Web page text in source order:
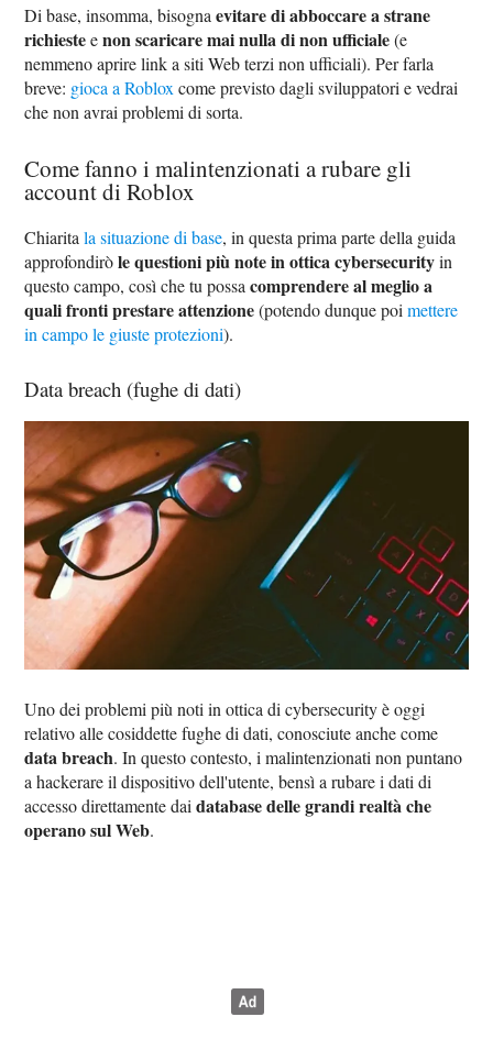
Di base, insomma, bisognaevitare di abboccare a strane
richiesteenon scaricare mai nulla di non ufficiale(e
nemmeno aprire link a siti Web terzi non ufficiali). Per farla
breve: gioca a Roblox come previsto dagli sviluppatori e vedrai
che non avrai problemi di sorta.
Come fanno i malintenzionati a rubare gli
account di Roblox
Chiaritala situazione di base, in questa prima parte della guida
approfondiròle questioni più note in ottica cybersecurityin
questo campo, così che tu possacomprendere al meglio a
quali fronti prestare attenzione(potendo dunque poimettere
in campo le giuste protezioni).
Data breach (fughe di dati)
Uno dei problemi più noti in ottica di cybersecurity è oggi
relativo alle cosiddette fughe di dati, conosciute anche come
data breach. In questo contesto, i malintenzionati non puntano
a hackerare il dispositivo dell'utente, bensì a rubare i dati di
accesso direttamente daidatabase delle grandi realtà che
operano sul Web.